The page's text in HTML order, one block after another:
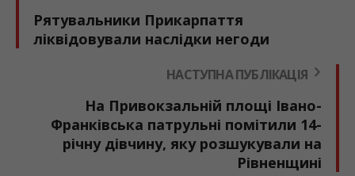
Рятувальники Прикарпаття
ліквідовували наслідки негоди
НАСТУПНА ПУБЛІКАЦІЯ
На Привокзальній площі Івано-
Франківська патрульні помітили 14-
річну дівчину, яку розшукували на
Рівненщині